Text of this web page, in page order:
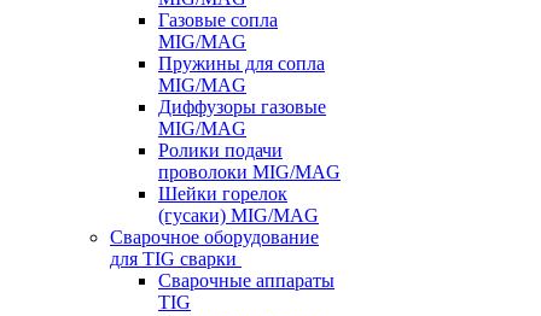
Газовые сопла
MIG/MAG
Пружины для сопла
MIG/MAG
Диффузоры газовые
MIG/MAG
Ролики подачи
проволоки MIG/MAG
Шейки горелок
(гусаки) MIG/MAG
Сварочное оборудование
для TIG сварки
Сварочные аппараты
TIG